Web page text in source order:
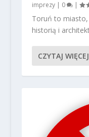
imprezy| 0 |
Toruń to
historią i
CZYTAJ WIĘCEJ